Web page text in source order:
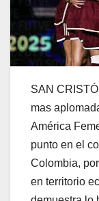
SAN
mas
América
punto en el
Colombia,
en territorio